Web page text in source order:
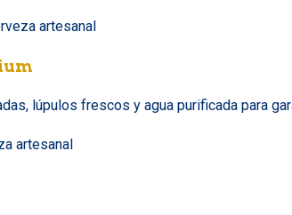
lúpulos frescos y agua purificada para